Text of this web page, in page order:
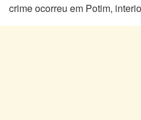
crime ocorreu em Potim,